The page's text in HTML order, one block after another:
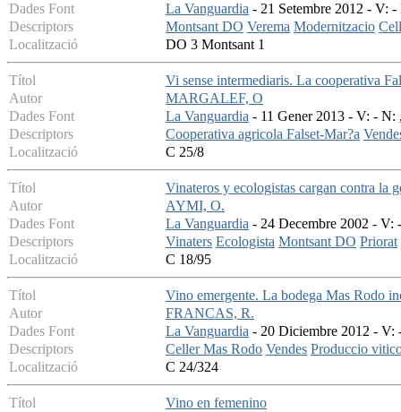
Dades Font
La Vanguardia - 21 Setembre 2012 - V:
Descriptors
Montsant DO Verema Modernitzacio
Localització
DO 3 Montsant 1
Títol
Vi sense intermediaris. La cooperativa
Autor
MARGALEF, O
Dades Font
La Vanguardia - 11 Gener 2013 - V: - N:
Descriptors
Cooperativa agricola Falset-Mar?a
Localització
C 25/8
Títol
Vinateros y ecologistas cargan contra la
Autor
AYMI, O.
Dades Font
La Vanguardia - 24 Decembre 2002 - V:
Descriptors
Vinaters Ecologista Montsant DO Priorat
Localització
C 18/95
Títol
Vino emergente. La bodega Mas Rodo
Autor
FRANCAS, R.
Dades Font
La Vanguardia - 20 Diciembre 2012 - V:
Descriptors
Celler Mas Rodo Vendes Produccio
Localització
C 24/324
Títol
Vino en femenino